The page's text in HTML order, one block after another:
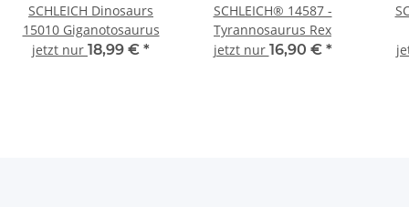
SCHLEICH Dinosaurs
15010 Giganotosaurus
jetzt nur 18,99 € *
SCHLEICH® 14587 -
Tyrannosaurus Rex
jetzt nur 16,90 € *